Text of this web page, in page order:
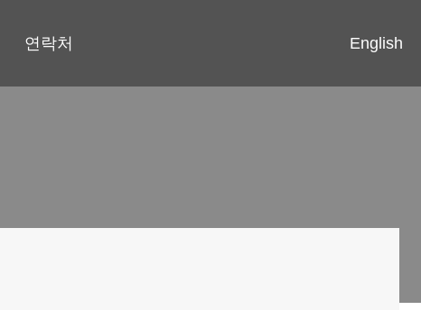
연락처 English